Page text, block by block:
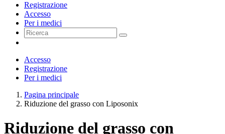
Registrazione
Accesso
Per i medici
Accesso
Registrazione
Per i medici
Pagina principale
Riduzione del grasso con Liposonix
Riduzione del grasso con